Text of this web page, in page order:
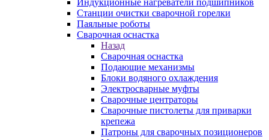
Индукционные нагреватели подшипников
Станции очистки сварочной горелки
Паяльные роботы
Сварочная оснастка
Назад
Сварочная оснастка
Подающие механизмы
Блоки водяного охлаждения
Электросварные муфты
Сварочные центраторы
Сварочные пистолеты для приварки
крепежа
Патроны для сварочных позиционеров